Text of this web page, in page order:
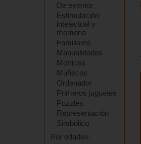
De exterior
Estimulación
intelectual y
memoria
Familiares
Manualidades
Motrices
Muñecos
Ordenador
Primeros juguetes
Puzzles
Representación
Simbólico
Por edades: